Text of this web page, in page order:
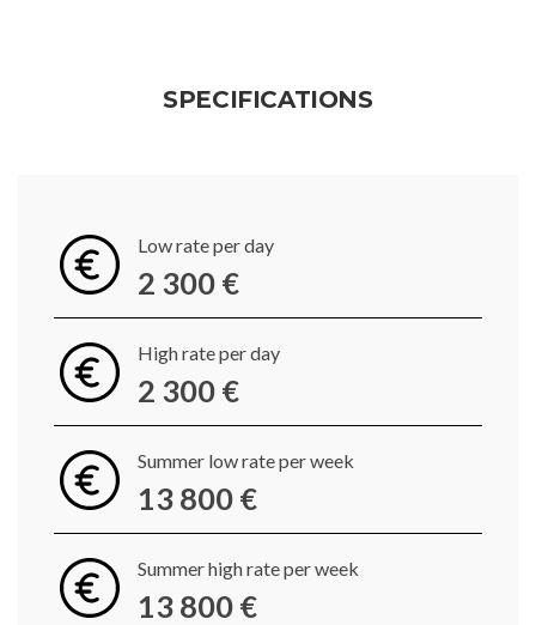
SPECIFICATIONS
Low rate per day
2 300 €
High rate per day
2 300 €
Summer low rate per week
13 800 €
Summer high rate per week
13 800 €